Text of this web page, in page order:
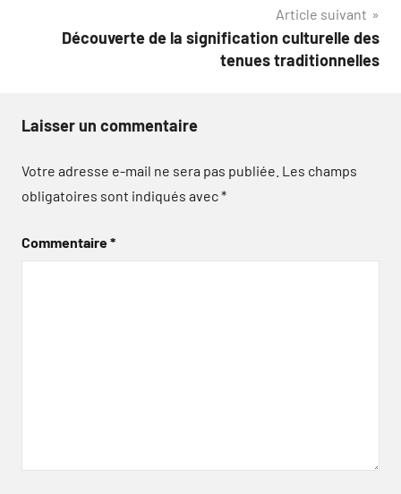
Article suivant
Découverte de la signification culturelle des
tenues traditionnelles
Laisser un commentaire
Votre adresse e-mail ne sera pas publiée. Les champs
obligatoires sont indiqués avec*
Commentaire*